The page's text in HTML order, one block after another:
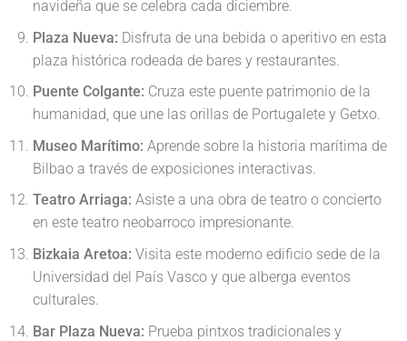
navideña que se celebra cada diciembre.
Plaza Nueva: Disfruta de una bebida o aperitivo en esta
plaza histórica rodeada de bares y restaurantes.
Puente Colgante: Cruza este puente patrimonio de la
humanidad, que une las orillas de Portugalete y Getxo.
Museo Marítimo: Aprende sobre la historia marítima de
Bilbao a través de exposiciones interactivas.
Teatro Arriaga: Asiste a una obra de teatro o concierto
en este teatro neobarroco impresionante.
Bizkaia Aretoa: Visita este moderno edificio sede de la
Universidad del País Vasco y que alberga eventos
culturales.
Bar Plaza Nueva: Prueba pintxos tradicionales y